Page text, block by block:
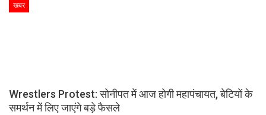
खबर
Wrestlers Protest: सोनीपत में आज होगी महापंचायत, बेटियों के
समर्थन में लिए जाएंगे बड़े फैसले